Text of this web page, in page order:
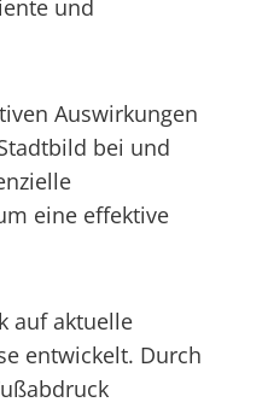
und
Auswirkungen
bei und
eine effektive
auf aktuelle
entwickelt. Durch